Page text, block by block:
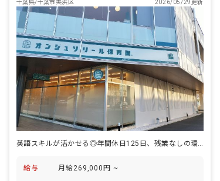
千葉県/千葉市美浜区
2026/05/29更新
英語スキルが活かせる◎年間休日125日、残業なしの環境
給与 月給269,000円 ~